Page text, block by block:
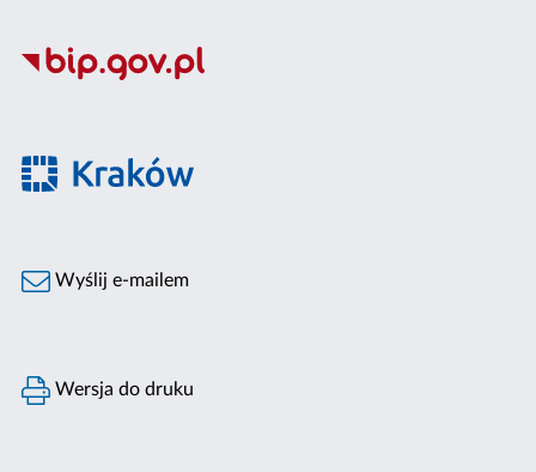
Wyślij e-mailem
Wersja do druku